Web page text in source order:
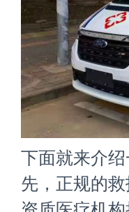
下面就来介
先，正规的